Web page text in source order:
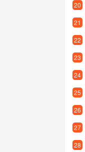
20
21
22
23
24
25
26
27
28